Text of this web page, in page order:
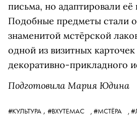
письма, но адаптировали
Подобные предметы стали
знаменитой мстёрской
одной из визитных
декоративно-прикладного
Подготовила Мария Юдина
#КУЛЬТУРА , #ВХУТЕМАС , #МСТЁРА ,